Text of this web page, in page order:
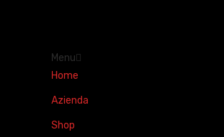
Menu
Home
Azienda
Shop